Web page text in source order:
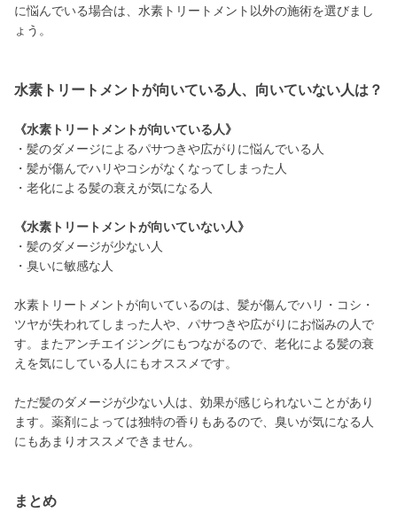
に悩んでいる場合は、水素トリートメント以外の施術を選びまし
ょう。
水素トリートメントが向いている人、向いていない人は？
《水素トリートメントが向いている人》
・髪のダメージによるパサつきや広がりに悩んでいる人
・髪が傷んでハリやコシがなくなってしまった人
・老化による髪の衰えが気になる人
《水素トリートメントが向いていない人》
・髪のダメージが少ない人
・臭いに敏感な人
水素トリートメントが向いているのは、髪が傷んでハリ・コシ・
ツヤが失われてしまった人や、パサつきや広がりにお悩みの人で
す。またアンチエイジングにもつながるので、老化による髪の衰
えを気にしている人にもオススメです。
ただ髪のダメージが少ない人は、効果が感じられないことがあり
ます。薬剤によっては独特の香りもあるので、臭いが気になる人
にもあまりオススメできません。
まとめ